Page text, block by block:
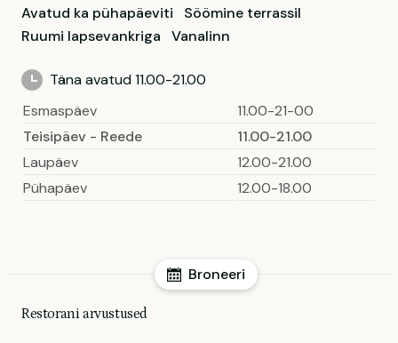
Avatud ka pühapäeviti
Söömine terrassil
Ruumi lapsevankriga
Vanalinn
Täna avatud 11.00-21.00
Esmaspäev
11.00-21-00
Teisipäev - Reede
11.00-21.00
Laupäev
12.00-21.00
Pühapäev
12.00-18.00
Broneeri
Restorani arvustused